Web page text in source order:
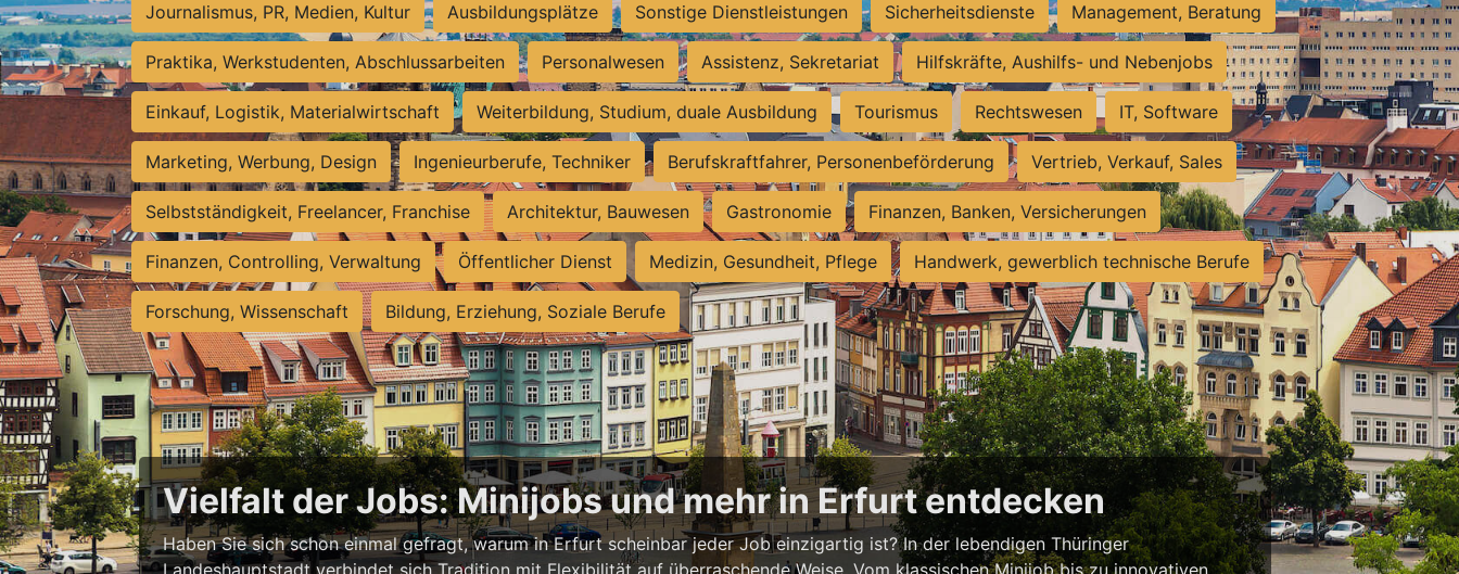
Journalismus, PR, Medien, Kultur Ausbildungsplätze Sonstige Dienstleistungen Sicherheitsdienste Management, Beratung
Praktika, Werkstudenten, Abschlussarbeiten Personalwesen Assistenz, Sekretariat Hilfskräfte, Aushilfs- und Nebenjobs
Einkauf, Logistik, Materialwirtschaft Weiterbildung, Studium, duale Ausbildung Tourismus Rechtswesen IT, Software
Marketing, Werbung, Design Ingenieurberufe, Techniker Berufskraftfahrer, Personenbeförderung Vertrieb, Verkauf, Sales
Selbstständigkeit, Freelancer, Franchise Architektur, Bauwesen Gastronomie Finanzen, Banken, Versicherungen
Finanzen, Controlling, Verwaltung Öffentlicher Dienst Medizin, Gesundheit, Pflege Handwerk, gewerblich technische Berufe
Forschung, Wissenschaft Bildung, Erziehung, Soziale Berufe
Vielfalt der Jobs: Minijobs und mehr in Erfurt entdecken
Haben Sie sich schon einmal gefragt, warum in Erfurt scheinbar jeder Job einzigartig ist? In der lebendigen Thüringer